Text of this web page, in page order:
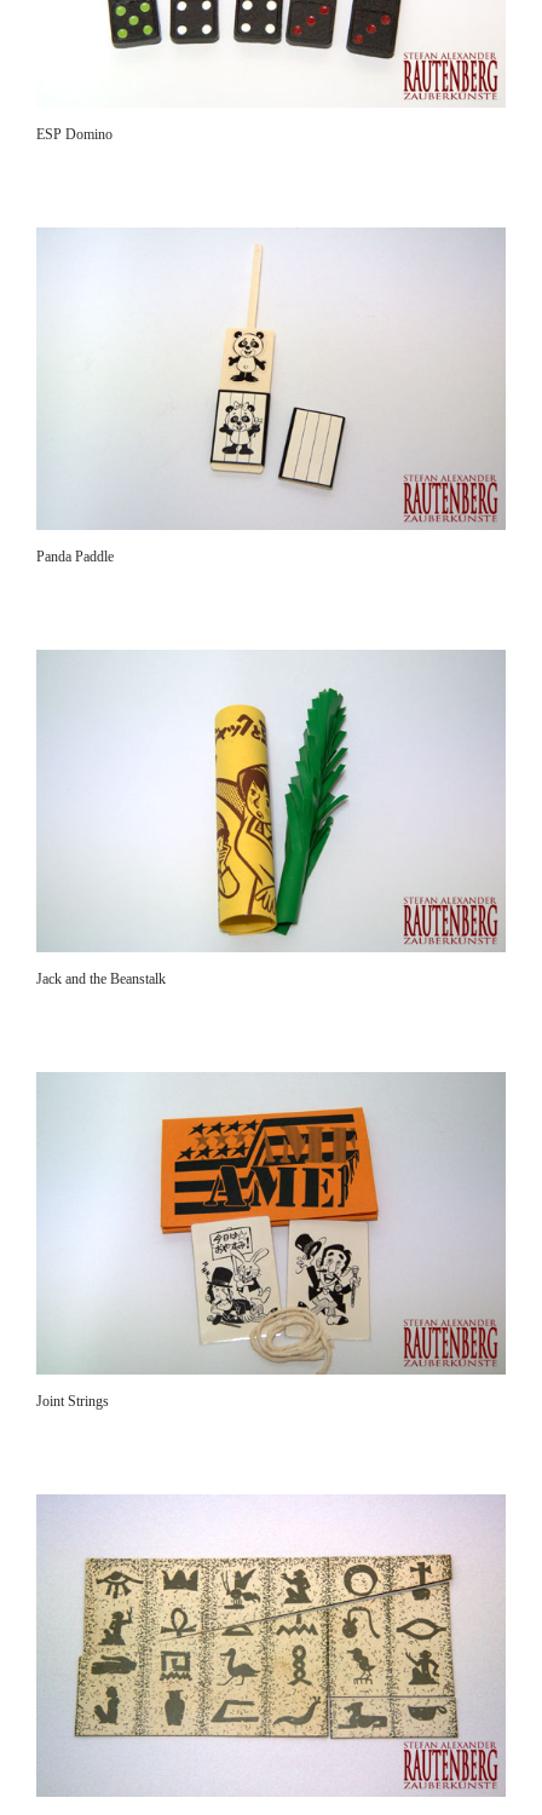
ESP Domino
Panda Paddle
Jack and the Beanstalk
Joint Strings